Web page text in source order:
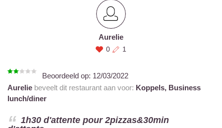
Aurelie
0 1
Beoordeeld op: 12/03/2022
Aurelie beveelt dit restaurant aan voor: Koppels, Business
lunch/diner
1h30 d'attente pour 2pizzas&30min